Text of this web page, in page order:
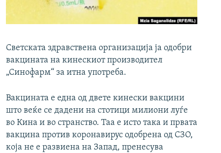
РСЕ веб страници
Светската здравствена организација ја одобри
вакцината на кинескиот производител
„Синофарм“ за итна употреба.
Вакцината e една од двете кинески вакцини
што веќе се дадени на стотици милиони луѓе
во Кина и во странство. Taa е исто така и првата
вакцина против коронавирус одобрена од СЗО,
која не е развиена на Запад, пренесува